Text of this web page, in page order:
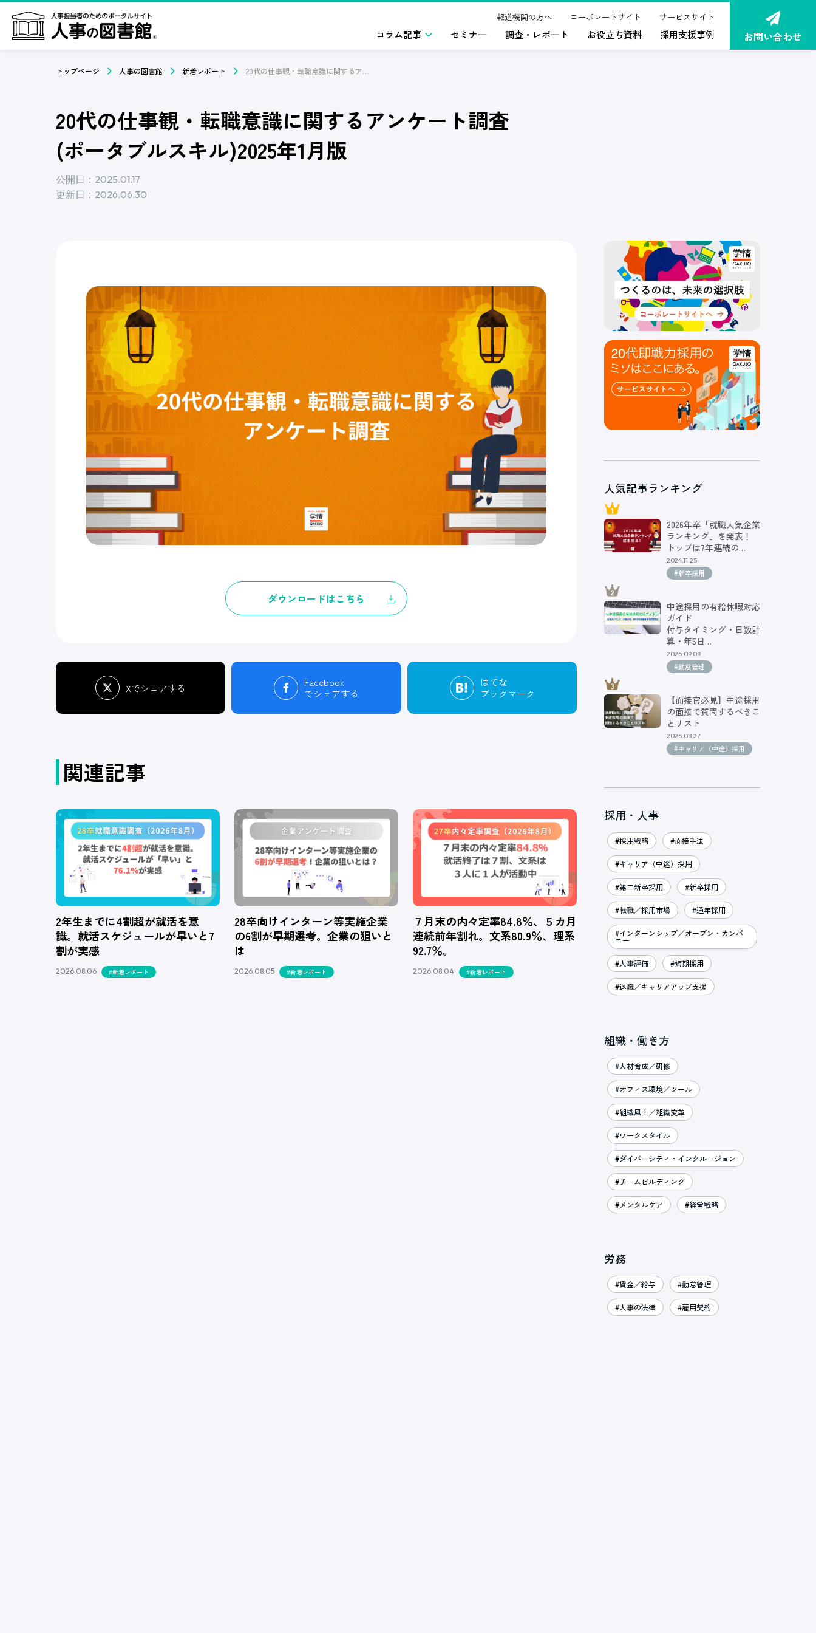
報道機関の方へ コーポレートサイト サービスサイト
コラム記事 セミナー 調査・レポート お役立ち資料 採用支援事例 お問い合わせ
トップページ 人事の図書館 新着レポート 20代の仕事観・転職意識に関するアンケート調査(ポータブルスキル)2025年1月版
20代の仕事観・転職意識に関するアンケート調査
(ポータブルスキル)2025年1月版
公開日：2025.01.17
更新日：2026.06.30
ダウンロードはこちら
Xでシェアする
Facebook
でシェアする
はてな
ブックマーク
関連記事
2年生までに4割超が就活を意
識。就活スケジュールが早いと7
割が実感
2026.08.06 #新着レポート
28卒向けインターン等実施企業
の6割が早期選考。企業の狙いと
は
2026.08.05 #新着レポート
７月末の内々定率84.8％、５カ月
連続前年割れ。文系80.9％、理系
92.7％。
2026.08.04 #新着レポート
人気記事ランキング
2026年卒「就職人気企業
ランキング」を発表！
トップは7年連続の…
2024.11.25
#新卒採用
中途採用の有給休暇対応
ガイド
付与タイミング・日数計
算・年5日…
2025.09.09
#勤怠管理
【面接官必見】中途採用
の面接で質問するべきこ
とリスト
2025.08.27
#キャリア（中途）採用
採用・人事
#採用戦略 #面接手法
#キャリア（中途）採用
#第二新卒採用 #新卒採用
#転職／採用市場 #通年採用
#インターンシップ／オープン・カンパ
ニー
#人事評価 #短期採用
#退職／キャリアアップ支援
組織・働き方
#人材育成／研修
#オフィス環境／ツール
#組織風土／組織変革
#ワークスタイル
#ダイバーシティ・インクルージョン
#チームビルディング
#メンタルケア #経営戦略
労務
#賃金／給与 #勤怠管理
#人事の法律 #雇用契約